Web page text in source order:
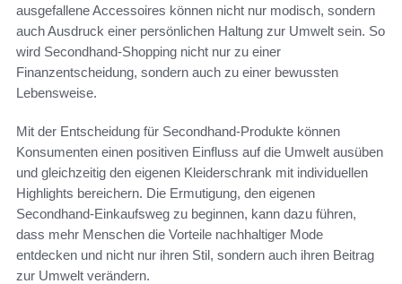
ausgefallene Accessoires können nicht nur modisch, sondern
auch Ausdruck einer persönlichen Haltung zur Umwelt sein. So
wird Secondhand-Shopping nicht nur zu einer
Finanzentscheidung, sondern auch zu einer bewussten
Lebensweise.
Mit der Entscheidung für Secondhand-Produkte können
Konsumenten einen positiven Einfluss auf die Umwelt ausüben
und gleichzeitig den eigenen Kleiderschrank mit individuellen
Highlights bereichern. Die Ermutigung, den eigenen
Secondhand-Einkaufsweg zu beginnen, kann dazu führen,
dass mehr Menschen die Vorteile nachhaltiger Mode
entdecken und nicht nur ihren Stil, sondern auch ihren Beitrag
zur Umwelt verändern.